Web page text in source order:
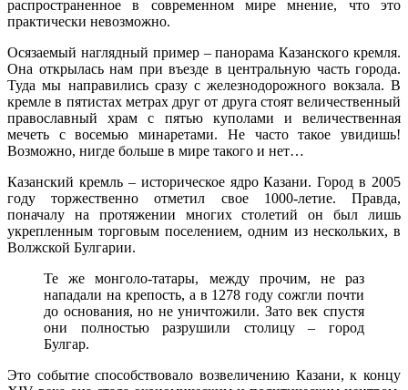
распространенное в современном мире мнение, что это
практически невозможно.
Осязаемый наглядный пример – панорама Казанского кремля.
Она открылась нам при въезде в центральную часть города.
Туда мы направились сразу с железнодорожного вокзала. В
кремле в пятистах метрах друг от друга стоят величественный
православный храм с пятью куполами и величественная
мечеть с восемью минаретами. Не часто такое увидишь!
Возможно, нигде больше в мире такого и нет…
Казанский кремль – историческое ядро Казани. Город в 2005
году торжественно отметил свое 1000-летие. Правда,
поначалу на протяжении многих столетий он был лишь
укрепленным торговым поселением, одним из нескольких, в
Волжской Булгарии.
Те же монголо-татары, между прочим, не раз
нападали на крепость, а в 1278 году сожгли почти
до основания, но не уничтожили. Зато век спустя
они полностью разрушили столицу – город
Булгар.
Это событие способствовало возвеличению Казани, к концу